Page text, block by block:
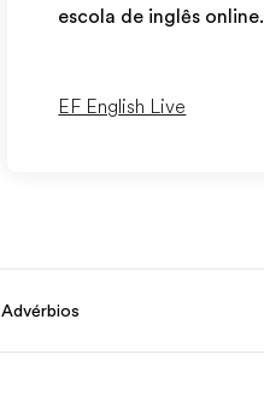
escola de inglês online.
EF English Live
Advérbios